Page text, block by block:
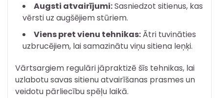
Augsti atvairījumi:Sasniedzot sitienus, kas
vērsti uz augšējiem stūriem.
Viens pret vienu tehnikas:Ātri tuvināties
uzbrucējiem, lai samazinātu viņu sitiena leņķi.
Vārtsargiem regulāri jāpraktizē šīs tehnikas, lai
uzlabotu savas sitienu atvairīšanas prasmes un
veidotu pārliecību spēļu laikā.